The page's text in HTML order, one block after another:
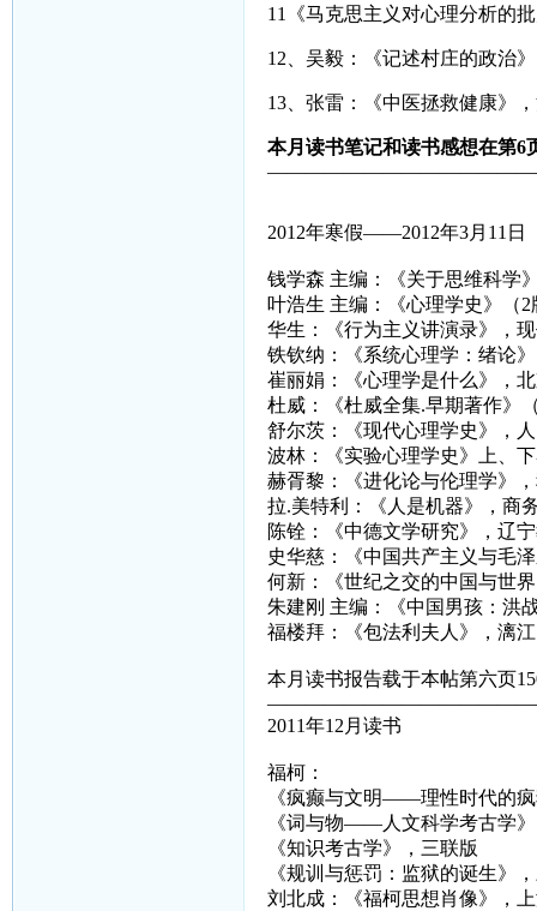
11 《马克思主义对心理分析的
12 、吴毅：《记述村庄的政治
13、张雷：《中医拯救健康》
本月读书笔记和读书感想在第6
2012年寒假——2012年3月11日
钱学森 主编：《关于思维科学
叶浩生 主编：《心理学史》（
华生：《行为主义讲演录》，
铁钦纳：《系统心理学：绪论
崔丽娟：《心理学是什么》，
杜威：《杜威全集.早期著作》
舒尔茨：《现代心理学史》，
波林：《实验心理学史》上、
赫胥黎：《进化论与伦理学》
拉.美特利：《人是机器》，商
陈铨：《中德文学研究》，辽
史华慈：《中国共产主义与毛
何新：《世纪之交的中国与世
朱建刚 主编：《中国男孩：洪
福楼拜：《包法利夫人》，漓
本月读书报告载于本帖第六页
2011年12月读书
福柯：
《疯癫与文明——理性时代的
《词与物——人文科学考古学
《知识考古学》，三联版
《规训与惩罚：监狱的诞生》
刘北成：《福柯思想肖像》，